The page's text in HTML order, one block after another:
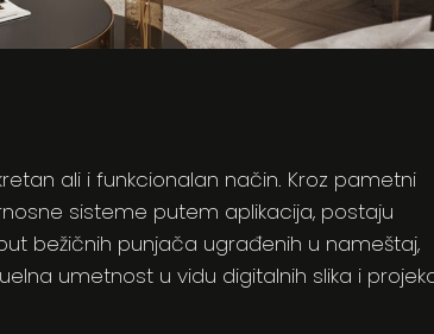
ali i funkcionalan način. Kroz pametni
sisteme putem aplikacija, postaju
bežičnih punjača ugrađenih u nameštaj,
umetnost u vidu digitalnih slika i